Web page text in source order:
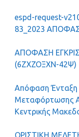
espd-request-
83_2023
ΑΠΟΦΑΣΗ
(6ΖΧΖΟΞΧΝ-42Ψ)
Απόφαση Ένταξη
Μεταφόρτωσης
Κεντρικής
ΟΡΙΣΤΙΚΗ